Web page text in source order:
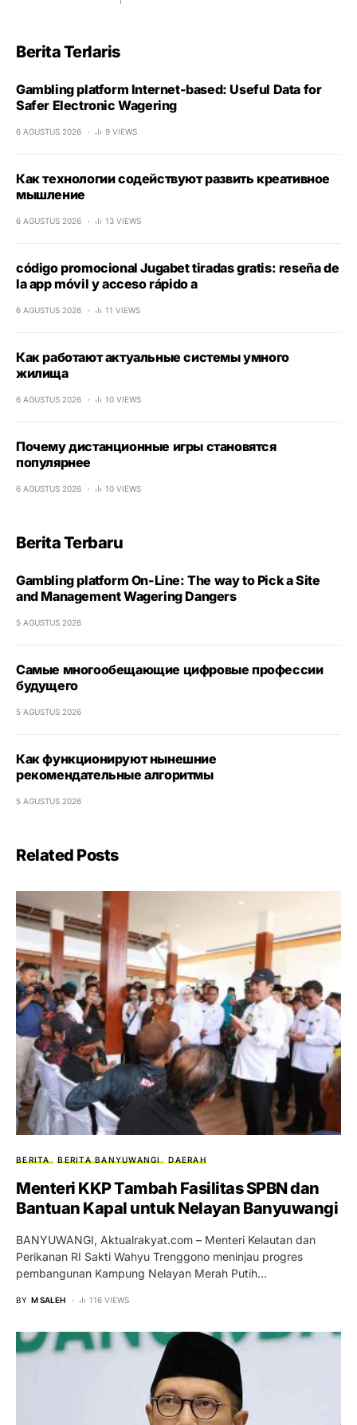
Berita Terlaris
Gambling platform Internet-based: Useful Data for
Safer Electronic Wagering
6 AGUSTUS 2026 9 VIEWS
Как технологии содействуют развить креативное
мышление
6 AGUSTUS 2026 13 VIEWS
código promocional Jugabet tiradas gratis: reseña de
la app móvil y acceso rápido a
6 AGUSTUS 2026 11 VIEWS
Как работают актуальные системы умного
жилища
6 AGUSTUS 2026 10 VIEWS
Почему дистанционные игры становятся
популярнее
6 AGUSTUS 2026 10 VIEWS
Berita Terbaru
Gambling platform On-Line: The way to Pick a Site
and Management Wagering Dangers
5 AGUSTUS 2026
Самые многообещающие цифровые профессии
будущего
5 AGUSTUS 2026
Как функционируют нынешние
рекомендательные алгоритмы
5 AGUSTUS 2026
Related Posts
BERITA BERITA BANYUWANGI DAERAH
Menteri KKP Tambah Fasilitas SPBN dan
Bantuan Kapal untuk Nelayan Banyuwangi
BANYUWANGI, Aktualrakyat.com – Menteri Kelautan dan
Perikanan RI Sakti Wahyu Trenggono meninjau progres
pembangunan Kampung Nelayan Merah Putih…
BY M SALEH 116 VIEWS